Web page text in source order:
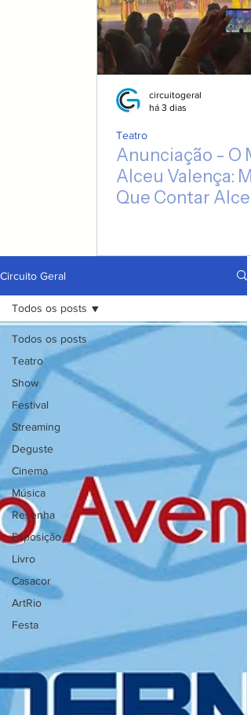
Anunciação - O
Alceu Valença:
Que Contar
Teatro
circuitogeral
há 3 dias
Circuito Geral
Todos os posts
Teatro
Show
Festival
Streaming
Deguste
Cinema
Música
Resenha
Exposição
Livro
Casacor
ArtRio
Festa
Todos os posts